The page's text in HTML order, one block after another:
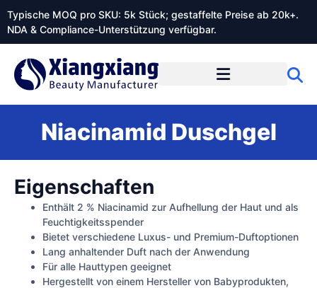
Typische MOQ pro SKU: 5k Stück; gestaffelte Preise ab 20k+.
NDA & Compliance-Unterstützung verfügbar.
Niacinamid Duschgel
Eigenschaften
Enthält 2 % Niacinamid zur Aufhellung der Haut und als
Feuchtigkeitsspender
Bietet verschiedene Luxus- und Premium-Duftoptionen
Lang anhaltender Duft nach der Anwendung
Für alle Hauttypen geeignet
Hergestellt von einem Hersteller von Babyprodukten,